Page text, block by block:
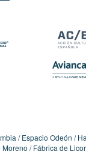
Espacio Odeón
Moreno
Fábrica de